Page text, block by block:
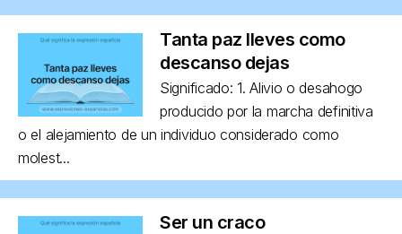
Tanta paz lleves como
descanso dejas
Significado: 1. Alivio o desahogo
producido por la marcha definitiva
o el alejamiento de un individuo considerado como
molest...
Ser un craco